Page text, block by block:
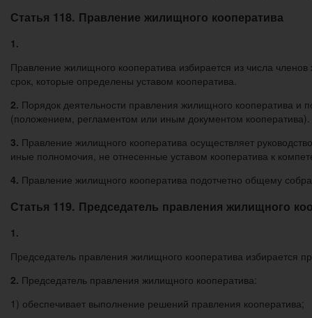
Статья 118. Правление жилищного кооператива
1.
Правление жилищного кооператива избирается из числа
срок, которые определены уставом кооператива.
2. Порядок деятельности правления жилищного кооператива и
(положением, регламентом или иным документом кооператива).
3. Правление жилищного кооператива осуществляет
иные полномочия, не отнесенные уставом кооператива к
4. Правление жилищного кооператива подотчетно общему
Статья 119. Председатель правления жилищного
1.
Председатель правления жилищного кооператива избирается
2. Председатель правления жилищного кооператива:
1) обеспечивает выполнение решений правления кооператива;